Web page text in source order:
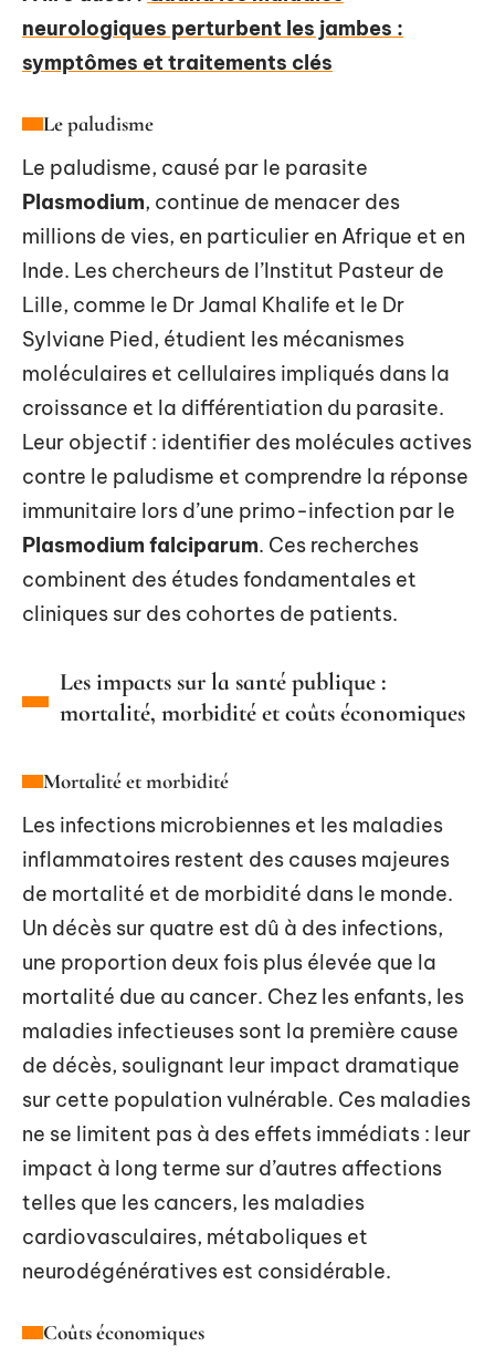
neurologiques perturbent les jambes :
symptômes et traitements clés
Le paludisme
Le paludisme, causé par le parasite
Plasmodium, continue de menacer des
millions de vies, en particulier en Afrique et en
Inde. Les chercheurs de l’Institut Pasteur de
Lille, comme le Dr Jamal Khalife et le Dr
Sylviane Pied, étudient les mécanismes
moléculaires et cellulaires impliqués dans la
croissance et la différentiation du parasite.
Leur objectif : identifier des molécules actives
contre le paludisme et comprendre la réponse
immunitaire lors d’une primo-infection par le
Plasmodium falciparum. Ces recherches
combinent des études fondamentales et
cliniques sur des cohortes de patients.
Les impacts sur la santé publique :
mortalité, morbidité et coûts économiques
Mortalité et morbidité
Les infections microbiennes et les maladies
inflammatoires restent des causes majeures
de mortalité et de morbidité dans le monde.
Un décès sur quatre est dû à des infections,
une proportion deux fois plus élevée que la
mortalité due au cancer. Chez les enfants, les
maladies infectieuses sont la première cause
de décès, soulignant leur impact dramatique
sur cette population vulnérable. Ces maladies
ne se limitent pas à des effets immédiats : leur
impact à long terme sur d’autres affections
telles que les cancers, les maladies
cardiovasculaires, métaboliques et
neurodégénératives est considérable.
Coûts économiques